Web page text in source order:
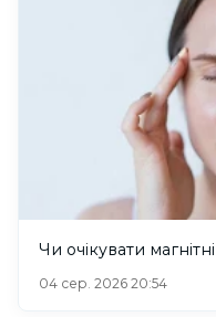
Чи очікувати
04 сер. 2026 20:54